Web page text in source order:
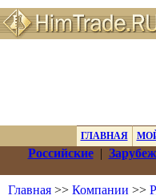
ГЛАВНАЯ
Российские|
Главная >> Компании >>